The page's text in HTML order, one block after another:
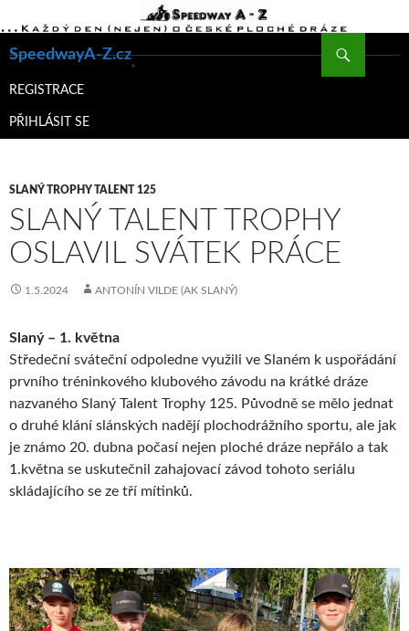
SpeedwayA-Z.cz
K
WEBU
REGISTRACE
PŘIHLÁSIT SE
SLANÝ TROPHY TALENT 125
SLANÝ TALENT TROPHY
OSLAVIL SVÁTEK PRÁCE
1.5.2024 ANTONÍN VILDE (AK SLANÝ)
Slaný – 1. května
Středeční sváteční odpoledne využili ve Slaném k uspořádání
prvního tréninkového klubového závodu na krátké dráze
nazvaného Slaný Talent Trophy 125. Původně se mělo jednat
o druhé klání slánských nadějí plochodrážního sportu, ale jak
je známo 20. dubna počasí nejen ploché dráze nepřálo a tak
1.května se uskutečnil zahajovací závod tohoto seriálu
skládajícího se ze tří mítinků.